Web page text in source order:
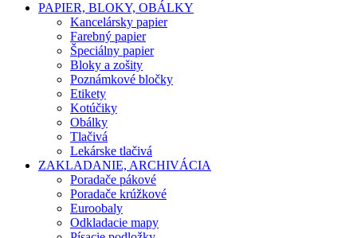
PAPIER, BLOKY, OBÁLKY
Kancelársky papier
Farebný papier
Špeciálny papier
Bloky a zošity
Poznámkové bločky
Etikety
Kotúčiky
Obálky
Tlačivá
Lekárske tlačivá
ZAKLADANIE, ARCHIVÁCIA
Poradače pákové
Poradače krúžkové
Euroobaly
Odkladacie mapy